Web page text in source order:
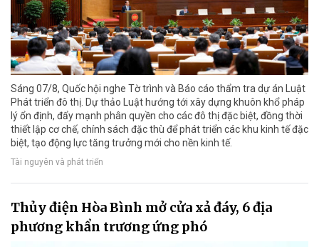
Sáng 07/8, Quốc hội nghe Tờ trình và Báo cáo thẩm tra dự án Luật
Phát triển đô thị. Dự thảo Luật hướng tới xây dựng khuôn khổ pháp
lý ổn định, đẩy mạnh phân quyền cho các đô thị đặc biệt, đồng thời
thiết lập cơ chế, chính sách đặc thù để phát triển các khu kinh tế đặc
biệt, tạo động lực tăng trưởng mới cho nền kinh tế.
Tài nguyên và phát triển
Thủy điện Hòa Bình mở cửa xả đáy, 6 địa
phương khẩn trương ứng phó